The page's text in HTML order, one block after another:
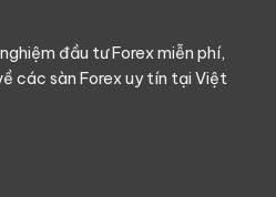
đầu tư Forex miễn phí,
các sàn Forex uy tín tại Việt